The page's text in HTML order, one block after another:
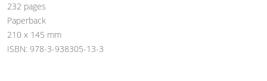
232 pages
Paperback
210 x 145 mm
ISBN: 978-3-938305-13-3